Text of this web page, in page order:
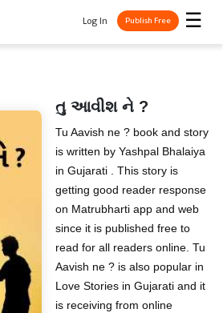
☰
Log In Publish Free
તુ આવીશ ને ?
Tu Aavish ne ? book and story
is written by Yashpal Bhalaiya
in Gujarati . This story is
getting good reader response
on Matrubharti app and web
since it is published free to
read for all readers online. Tu
Aavish ne ? is also popular in
Love Stories in Gujarati and it
is receiving from online